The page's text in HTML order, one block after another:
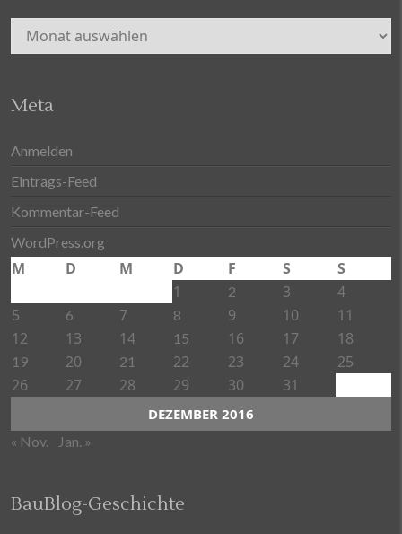
Archiv
Meta
Anmelden
Eintrags-Feed
Kommentar-Feed
WordPress.org
DEZEMBER 2016
M D M D F S
S
1
2 3
4
5
6 7 8 9 10
11
12
13 14 15 16 17 18
19 20 21 22 23 24
25
26
27 28 29 30 31
« Nov. Jan. »
BauBlog-Geschichte